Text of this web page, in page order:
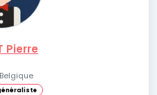
Pierre